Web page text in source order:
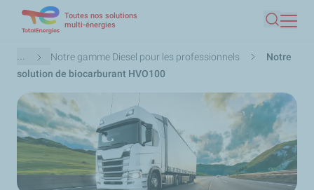
contenu
principal
Toutes nos solutions
multi-énergies
Fil
d'Ariane
... Notre gamme Diesel pour les professionnels
Notre
solution de biocarburant HVO100